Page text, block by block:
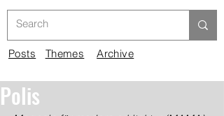
Polis
Posts Themes Archive